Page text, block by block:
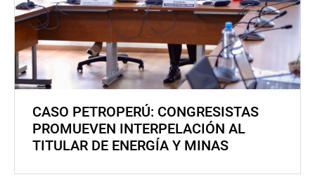
CASO PETROPERÚ: CONGRESISTAS
PROMUEVEN INTERPELACIÓN AL
TITULAR DE ENERGÍA Y MINAS